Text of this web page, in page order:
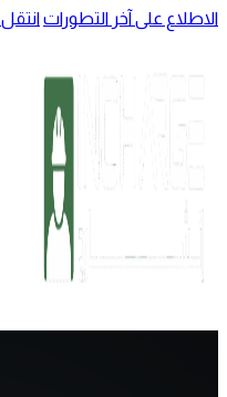
على آخر التطوراتانتقل